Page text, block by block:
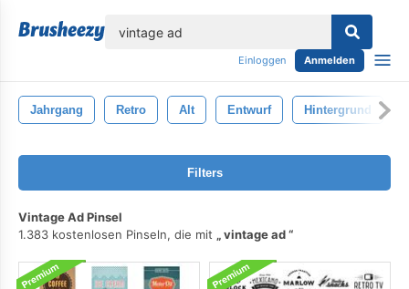
Einloggen Anmelden
Jahrgang Retro Alt Entwurf Hintergrund
Filters
Vintage Ad Pinsel
1.383 kostenlosen Pinseln, die mit
vintage ad